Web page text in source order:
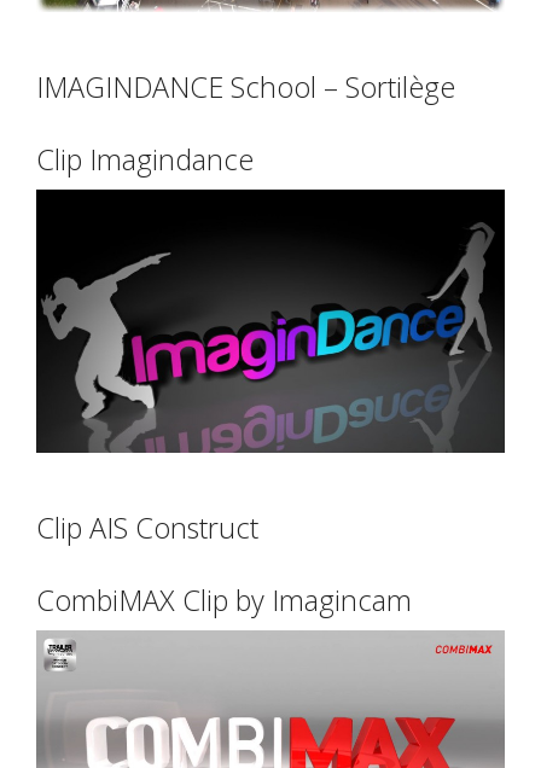
IMAGINDANCE School – Sortilège
Clip Imagindance
Clip AIS Construct
CombiMAX Clip by Imagincam